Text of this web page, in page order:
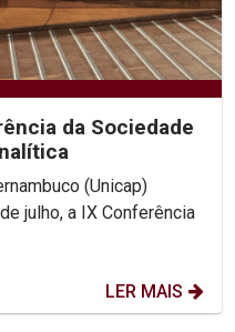
da Sociedade
(Unicap)
julho, a IX Conferência
LER MAIS